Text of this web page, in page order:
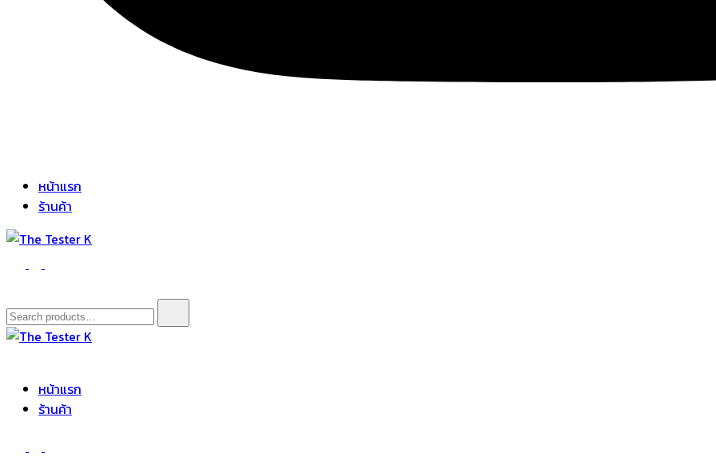
หน้าแรก
ร้านค้า
The Tester K
Korean cosmetics
Search
for:
หน้าแรก
ร้านค้า